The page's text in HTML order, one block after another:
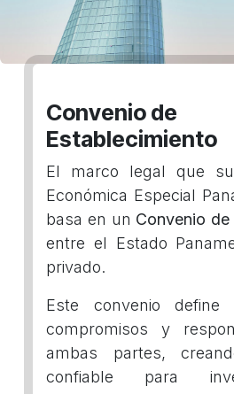
Convenio de
Establecimiento
El marco legal que
Económica Especial
basa en un Convenio
entre el Estado
privado.
Este convenio define
compromisos y
ambas partes,
confiable para